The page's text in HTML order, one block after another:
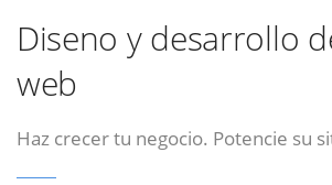
Diseno y desarrollo
web
Haz crecer tu negocio. Potencie su